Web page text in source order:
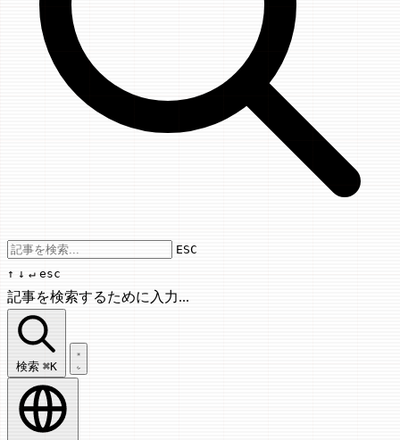
Use arrow keys to navigate results,
ESC
↑ ↓ ↵ esc
記事を検索するために入力...
記事を検索...
検索 ⌘K